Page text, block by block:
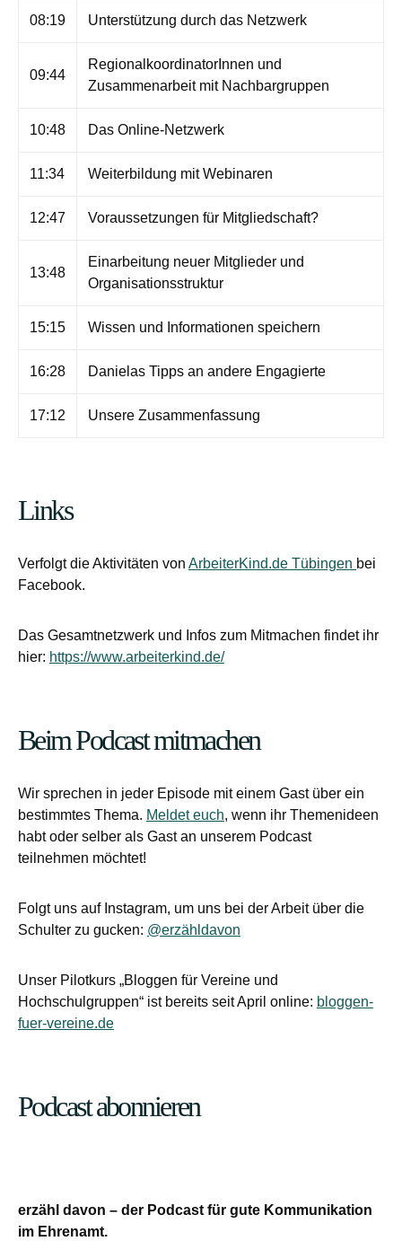
08:19 Unterstützung durch das Netzwerk
09:44
RegionalkoordinatorInnen und
Zusammenarbeit mit Nachbargruppen
10:48 Das Online-Netzwerk
11:34 Weiterbildung mit Webinaren
12:47 Voraussetzungen für Mitgliedschaft?
13:48
Einarbeitung neuer Mitglieder und
Organisationsstruktur
15:15 Wissen und Informationen speichern
16:28 Danielas Tipps an andere Engagierte
17:12 Unsere Zusammenfassung
Links
Verfolgt die Aktivitäten von ArbeiterKind.de Tübingen bei
Facebook.
Das Gesamtnetzwerk und Infos zum Mitmachen findet ihr
hier: https://www.arbeiterkind.de/
Beim Podcast mitmachen
Wir sprechen in jeder Episode mit einem Gast über ein
bestimmtes Thema. Meldet euch, wenn ihr Themenideen
habt oder selber als Gast an unserem Podcast
teilnehmen möchtet!
Folgt uns auf Instagram, um uns bei der Arbeit über die
Schulter zu gucken: @erzähldavon
Unser Pilotkurs „Bloggen für Vereine und
Hochschulgruppen“ ist bereits seit April online: bloggen-
fuer-vereine.de
Podcast abonnieren
erzähl davon – der Podcast für gute Kommunikation
im Ehrenamt.